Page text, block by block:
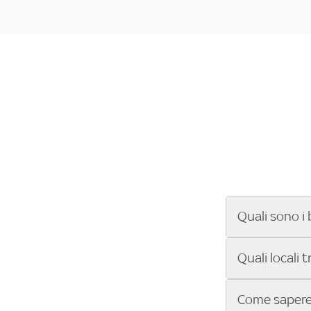
Quali sono i
Se cerchi un
ENILIVE, la
Sky Bar ti
Quali locali
Vuoi sapere
Come